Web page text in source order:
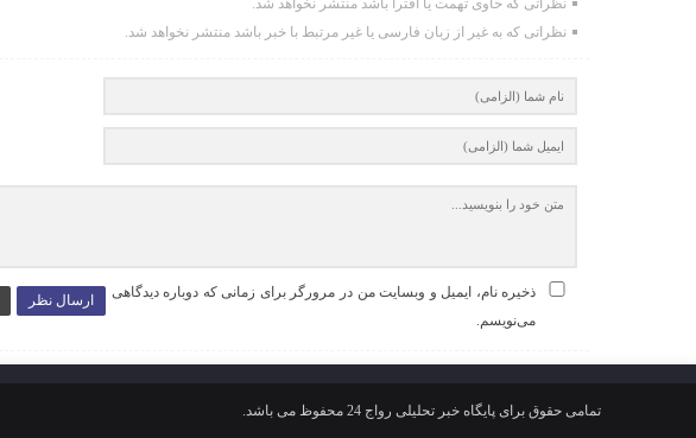
نظراتی که به غیر از زبان فارسی یا غیر مرتبط با خبر باشد منتشر نخواهد شد.
ارسال نظر
ذخیره نام، ایمیل و وبسایت من در مرورگر برای زمانی که دوباره دیدگاهی
می‌نویسم.
تمامی حقوق برای پایگاه خبر تحلیلی رواج 24 محفوظ می باشد.